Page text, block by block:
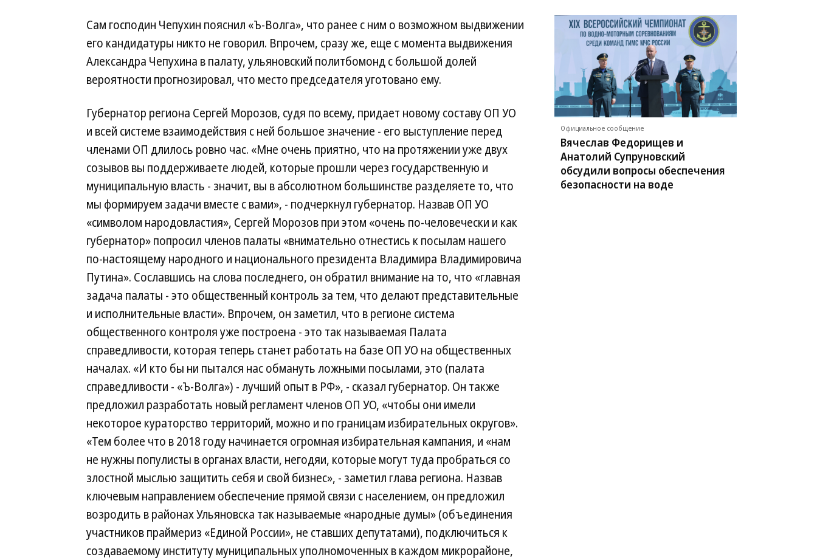
Сам господин Чепухин пояснил «Ъ-Волга», что ранее с ним о возможном выдвижении
его кандидатуры никто не говорил. Впрочем, сразу же, еще с момента выдвижения
Александра Чепухина в палату, ульяновский политбомонд с большой долей
вероятности прогнозировал, что место председателя уготовано ему.
Губернатор региона Сергей Морозов, судя по всему, придает новому составу ОП УО
и всей системе взаимодействия с ней большое значение - его выступление перед
членами ОП длилось ровно час. «Мне очень приятно, что на протяжении уже двух
созывов вы поддерживаете людей, которые прошли через государственную и
муниципальную власть - значит, вы в абсолютном большинстве разделяете то, что
мы формируем задачи вместе с вами», - подчеркнул губернатор. Назвав ОП УО
«символом народовластия», Сергей Морозов при этом «очень по-человечески и как
губернатор» попросил членов палаты «внимательно отнестись к посылам нашего
по-настоящему народного и национального президента Владимира Владимировича
Путина». Сославшись на слова последнего, он обратил внимание на то, что «главная
задача палаты - это общественный контроль за тем, что делают представительные
и исполнительные власти». Впрочем, он заметил, что в регионе система
общественного контроля уже построена - это так называемая Палата
справедливости, которая теперь станет работать на базе ОП УО на общественных
началах. «И кто бы ни пытался нас обмануть ложными посылами, это (палата
справедливости - «Ъ-Волга») - лучший опыт в РФ», - сказал губернатор. Он также
предложил разработать новый регламент членов ОП УО, «чтобы они имели
некоторое кураторство территорий, можно и по границам избирательных округов».
«Тем более что в 2018 году начинается огромная избирательная кампания, и «нам
не нужны популисты в органах власти, негодяи, которые могут туда пробраться со
злостной мыслью защитить себя и свой бизнес», - заметил глава региона. Назвав
ключевым направлением обеспечение прямой связи с населением, он предложил
возродить в районах Ульяновска так называемые «народные думы» (объединения
участников праймериз «Единой России», не ставших депутатами), подключиться к
создаваемому институту муниципальных уполномоченных в каждом микрорайоне,
Официальное сообщение
Вячеслав Федорищев и
Анатолий Супруновский
обсудили вопросы обеспечения
безопасности на воде